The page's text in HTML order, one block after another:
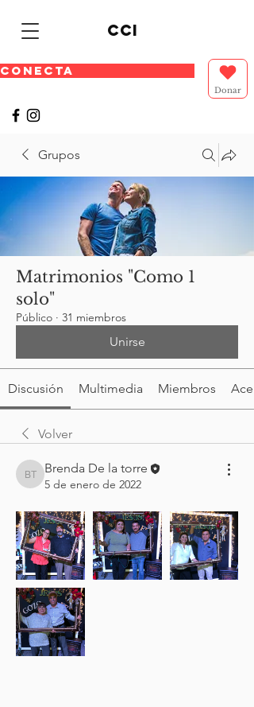
cci
CONECTA
Donar
Grupos
Matrimonios "Como 1
solo"
Público · 31 miembros
Unirse
Discusión Multimedia Miembros
Volver
Brenda De la torre
Brenda De la torre
5 de enero de 2022